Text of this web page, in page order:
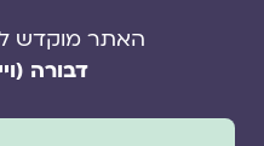
האתר מוקדש
דבורה